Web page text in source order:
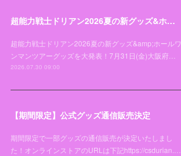
超能力戦士ドリアン2026夏の新グッズ&ホールワンマンツアーグッズを大発表！
超能力戦士ドリアン2026夏の新グッズ&amp;ホールワ
ンマンツアーグッズを大発表！7月31日(金)大阪府…
2026.07.30 09:00
【期間限定】公式グッズ通信販売決定
期間限定で一部グッズの通信販売が決定いたしまし
た！オンラインストアのURLは下記https://csdurian.…